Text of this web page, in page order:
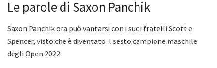
Le parole di Saxon Panchik
Saxon Panchik ora può vantarsi con i suoi fratelli Scott e
Spencer, visto che è diventato il sesto campione maschile
degli Open 2022.